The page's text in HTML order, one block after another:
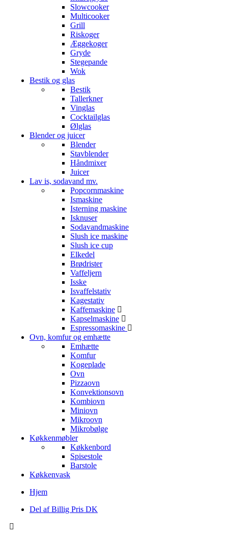
Slowcooker
Multicooker
Grill
Riskoger
Æggekoger
Gryde
Stegepande
Wok
Bestik og glas
Bestik
Tallerkner
Vinglas
Cocktailglas
Ølglas
Blender og juicer
Blender
Stavblender
Håndmixer
Juicer
Lav is, sodavand mv.
Popcornmaskine
Ismaskine
Isterning maskine
Isknuser
Sodavandmaskine
Slush ice maskine
Slush ice cup
Elkedel
Brødrister
Vaffeljern
Isske
Isvaffelstativ
Kagestativ
Kaffemaskine
Kapselmaskine
Espressomaskine
Ovn, komfur og emhætte
Emhætte
Komfur
Kogeplade
Ovn
Pizzaovn
Konvektionsovn
Kombiovn
Miniovn
Mikroovn
Mikrobølge
Køkkenmøbler
Køkkenbord
Spisestole
Barstole
Køkkenvask
Hjem
Del af Billig Pris DK